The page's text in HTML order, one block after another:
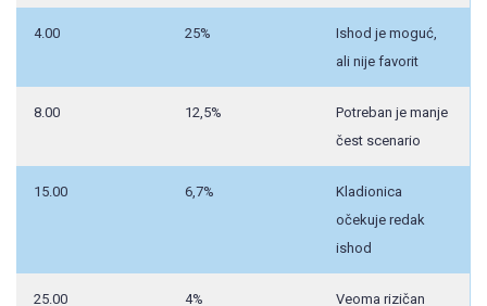
4.00 25%
Ishod je moguć,
ali nije favorit
8.00 12,5%
Potreban je manje
čest scenario
15.00 6,7%
Kladionica
očekuje redak
ishod
25.00 4%
Veoma rizičan